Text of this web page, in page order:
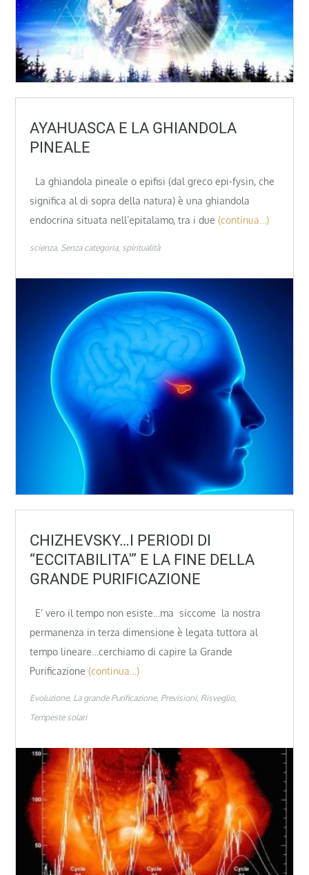
AYAHUASCA E LA GHIANDOLA
PINEALE
La ghiandola pineale o epifisi (dal greco epi-fysin, che
significa al di sopra della natura) è una ghiandola
endocrina situata nell’epitalamo, tra i due (continua…)
scienza Senza categoria spiritualità
CHIZHEVSKY…I PERIODI DI
“ECCITABILITA'” E LA FINE DELLA
GRANDE PURIFICAZIONE
E’ vero il tempo non esiste…ma siccome la nostra
permanenza in terza dimensione è legata tuttora al
tempo lineare…cerchiamo di capire la Grande
Purificazione (continua…)
Evoluzione La grande Purificazione Previsioni Risveglio
Tempeste solari